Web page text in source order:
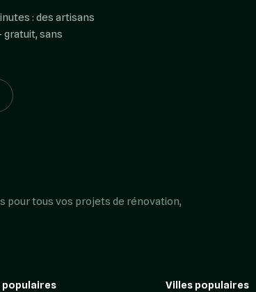
: des artisans
sans
pour tous vos projets de rénovation,
Villes populaires